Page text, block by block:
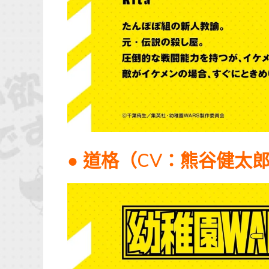
● 道格（CV：熊谷健太